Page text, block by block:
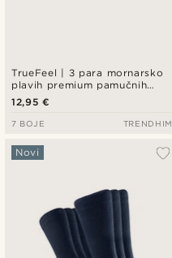
TrueFeel | 3 para mornarsko
plavih premium pamučnih
čarapa do gležnja
12,95 €
7 BOJE TRENDHIM
Novi